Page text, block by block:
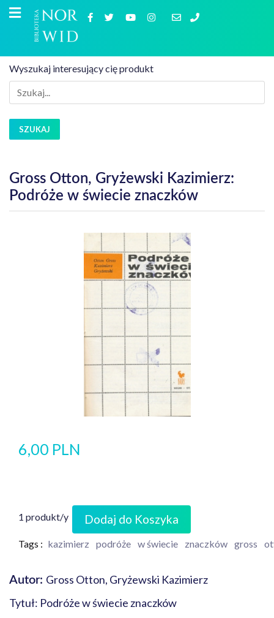
Wyszukaj interesujący cię produkt
SZUKAJ
Gross Otton, Gryżewski Kazimierz:
Podróże w świecie znaczków
6,00 PLN
1 produkt/y Dodaj do Koszyka
Tags : kazimierz podróże w świecie znaczków gross
Autor: Gross Otton, Gryżewski Kazimierz
Tytuł: Podróże w świecie znaczków